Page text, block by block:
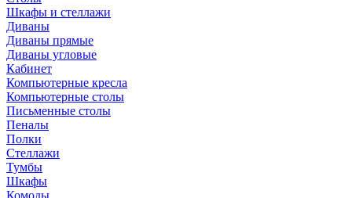
Шкафы и стеллажи
Диваны
Диваны прямые
Диваны угловые
Кабинет
Компьютерные кресла
Компьютерные столы
Письменные столы
Пеналы
Полки
Стеллажи
Тумбы
Шкафы
Комоды